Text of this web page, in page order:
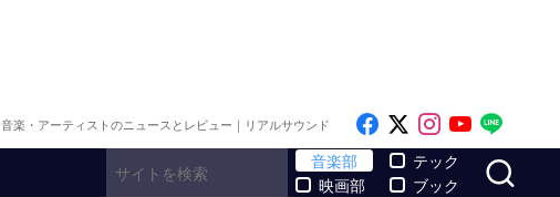
音楽・アーティストのニュースとレビュー｜リアルサウンド Like on Facebook
Follow on x
Follow on
Follow
音楽部
映画部
テック
ブック